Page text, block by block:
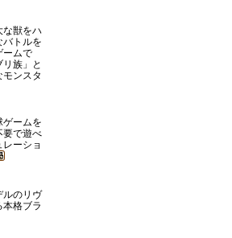
な獣をハ
バトルを
ームで
族」と
ンスタ
ゲームを
要で遊べ
ーショ
ルのリヴ
本格ブラ